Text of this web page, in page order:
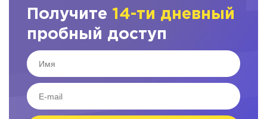
Получите 14-ти дневный
пробный доступ